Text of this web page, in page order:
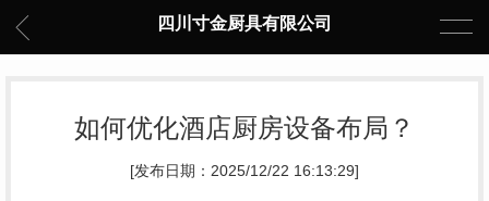
四川寸金厨具有限公司
如何优化酒店厨房设备布局？
[发布日期：2025/12/22 16:13:29]